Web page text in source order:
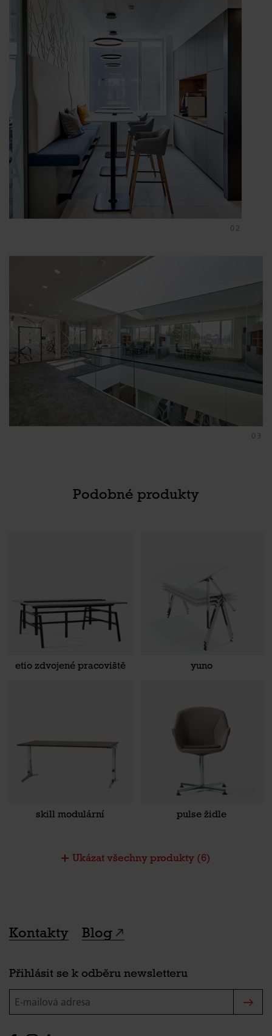
Podobné produkty
etio zdvojené pracoviště yuno
skill modulární pulse židle
Ukázat všechny produkty (6)
Kontakty Blog
Přihlásit se k odběru newsletteru
E-mailová adresa